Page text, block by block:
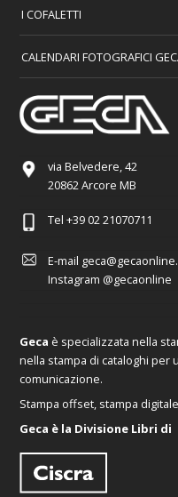
I COFALETTI
CALENDARI FOTOGRAFICI
via Belvedere, 42
20862 Arcore MB
Tel +39 02 21070711
E-mail
Instagram @gecaonline
Geca è specializzata nella
nella stampa di cataloghi per
comunicazione.
Stampa offset, stampa
Geca è la Divisione Libri di